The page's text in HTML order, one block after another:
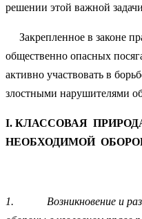
решении этой важной
Закрепленное в законе
общественно опасных
активно участвовать в
злостными нарушителями
I. КЛАССОВАЯ
НЕОБХОДИМОЙ
1. Возникновение и